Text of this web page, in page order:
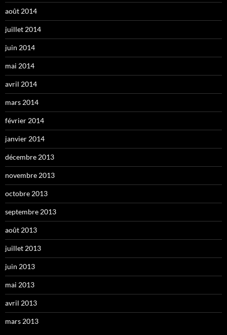
août 2014
juillet 2014
juin 2014
mai 2014
avril 2014
mars 2014
février 2014
janvier 2014
décembre 2013
novembre 2013
octobre 2013
septembre 2013
août 2013
juillet 2013
juin 2013
mai 2013
avril 2013
mars 2013